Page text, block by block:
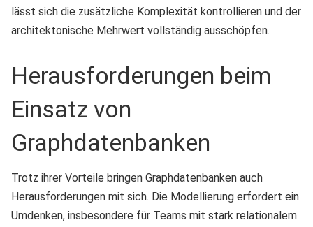
lässt sich die zusätzliche Komplexität kontrollieren und der
architektonische Mehrwert vollständig ausschöpfen.
Herausforderungen beim
Einsatz von
Graphdatenbanken
Trotz ihrer Vorteile bringen Graphdatenbanken auch
Herausforderungen mit sich. Die Modellierung erfordert ein
Umdenken, insbesondere für Teams mit stark relationalem